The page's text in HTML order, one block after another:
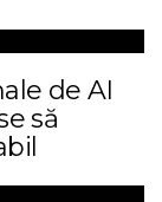
de AI
să